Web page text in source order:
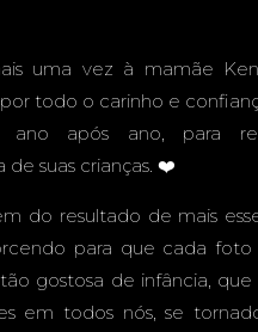
uma vez à mamãe
todo o carinho e
ano após ano, para
suas crianças. ❤️
do resultado de mais
para que cada
gostosa de infância,
em todos nós, se